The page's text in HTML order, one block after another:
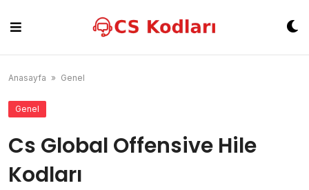
content
Anasayfa » Genel
Genel
Cs Global Offensive Hile
Kodları